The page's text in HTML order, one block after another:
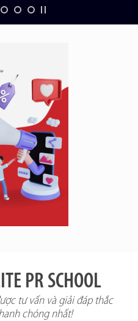
PR SCHOOL
tư vấn và giải đáp thắc
chóng nhất!